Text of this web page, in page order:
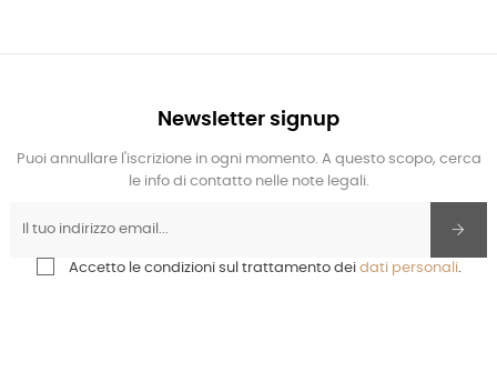
Newsletter signup
Puoi annullare l'iscrizione in ogni momento. A questo scopo, cerca
le info di contatto nelle note legali.
Accetto le condizioni sul trattamento dei dati personali.